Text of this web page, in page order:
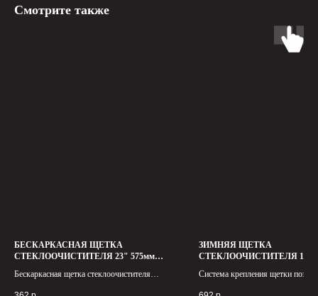
Смотрите также
БЕСКАРКАСНАЯ ЩЕТКА
СТЕКЛООЧИСТИТЕЛЯ 23" 575мм
Бескаркасная щетка стеклоочистителя
ЗИМНЯЯ ЩЕТКА
СТЕКЛООЧИСТИТЕЛЯ
Система крепления щетки